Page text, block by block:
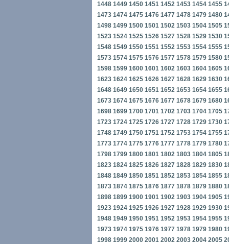
1448 1449 1450 1451 1452 1453 1454 1455
1473 1474 1475 1476 1477 1478 1479 1480
1498 1499 1500 1501 1502 1503 1504 1505
1523 1524 1525 1526 1527 1528 1529 1530
1548 1549 1550 1551 1552 1553 1554 1555
1573 1574 1575 1576 1577 1578 1579 1580
1598 1599 1600 1601 1602 1603 1604 1605
1623 1624 1625 1626 1627 1628 1629 1630
1648 1649 1650 1651 1652 1653 1654 1655
1673 1674 1675 1676 1677 1678 1679 1680
1698 1699 1700 1701 1702 1703 1704 1705
1723 1724 1725 1726 1727 1728 1729 1730
1748 1749 1750 1751 1752 1753 1754 1755
1773 1774 1775 1776 1777 1778 1779 1780
1798 1799 1800 1801 1802 1803 1804 1805
1823 1824 1825 1826 1827 1828 1829 1830
1848 1849 1850 1851 1852 1853 1854 1855
1873 1874 1875 1876 1877 1878 1879 1880
1898 1899 1900 1901 1902 1903 1904 1905
1923 1924 1925 1926 1927 1928 1929 1930
1948 1949 1950 1951 1952 1953 1954 1955
1973 1974 1975 1976 1977 1978 1979 1980
1998 1999 2000 2001 2002 2003 2004 2005